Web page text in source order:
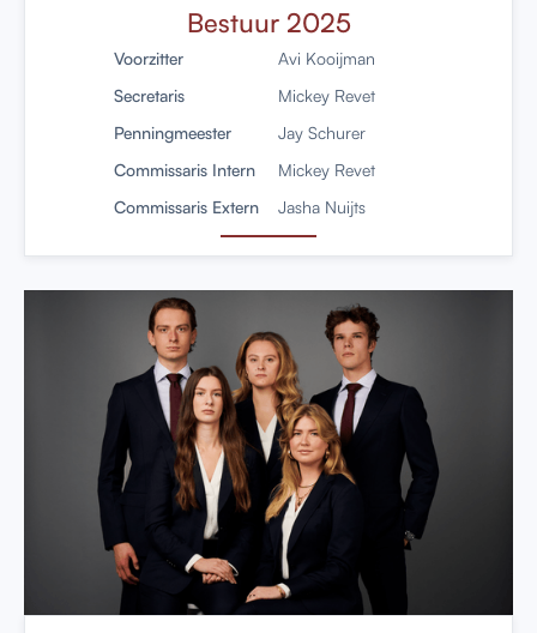
Bestuur 2025
Voorzitter
Avi Kooijman
Secretaris
Mickey Revet
Penningmeester
Jay Schurer
Commissaris Intern
Mickey Revet
Commissaris Extern
Jasha Nuijts